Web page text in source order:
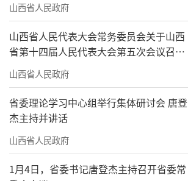
山西省人民政府
山西省人民代表大会常务委员会关于山西
省第十四届人民代表大会第五次会议召开
时间的决定
山西省人民政府
省委理论学习中心组举行集体研讨会 唐登
杰主持并讲话
山西省人民政府
1月4日，省委书记唐登杰主持召开省委常